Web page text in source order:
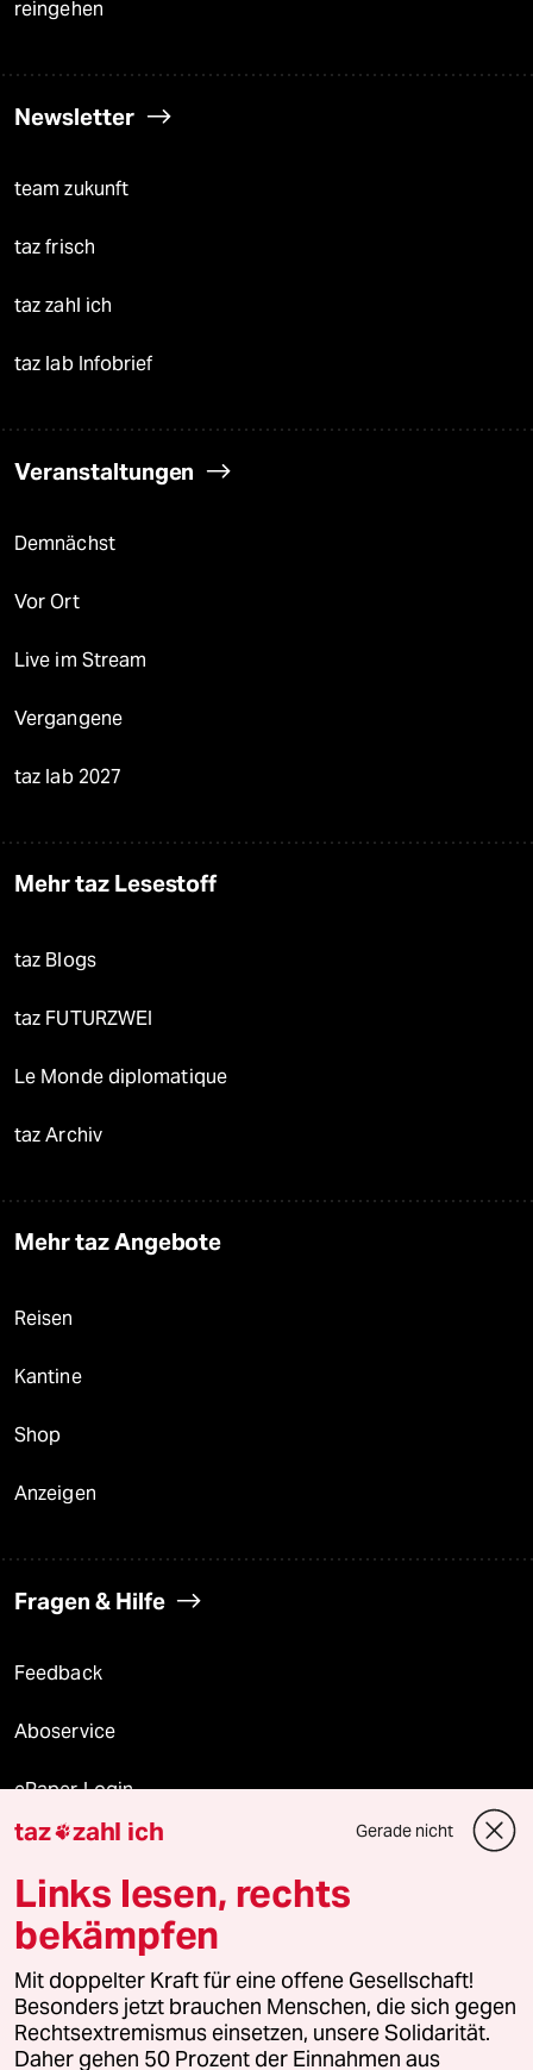
reingehen
Newsletter
team zukunft
taz frisch
taz zahl ich
taz lab Infobrief
Veranstaltungen
Demnächst
Vor Ort
Live im Stream
Vergangene
taz lab 2027
Mehr taz Lesestoff
taz Blogs
taz FUTURZWEI
Le Monde diplomatique
taz Archiv
Mehr taz Angebote
Reisen
Kantine
Shop
Anzeigen
Fragen & Hilfe
Feedback
Aboservice
ePaper Login
Downloads für Abonnierende
© 2026 taz Verlags und Vertriebs GmbH
Alle Rechte vorbehalten. Bei rechtlichen Fragen oder für Genehmigungen
wenden Sie sich bitte an
lizenzen@taz.de
taz zahl ich Gerade nicht
Links lesen, rechts
bekämpfen
Mit doppelter Kraft für eine offene Gesellschaft!
Besonders jetzt brauchen Menschen, die sich gegen
Rechtsextremismus einsetzen, unsere Solidarität.
Daher gehen 50 Prozent der Einnahmen aus